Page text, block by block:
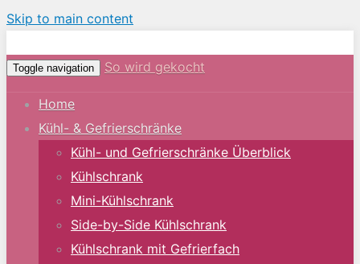
Skip to main content
Toggle navigation So wird gekocht
Home
Kühl- & Gefrierschränke
Kühl- und Gefrierschränke Überblick
Kühlschrank
Mini-Kühlschrank
Side-by-Side Kühlschrank
Kühlschrank mit Gefrierfach